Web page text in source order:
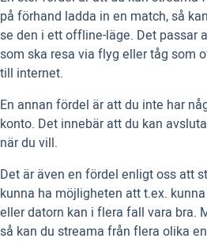
på förhand ladda in en match, så
se den i ett offline-läge. Det passar
som ska resa via flyg eller tåg som
till internet.
En annan fördel är att du inte har
konto. Det innebär att du kan
när du vill.
Det är även en fördel enligt oss att
kunna ha möjligheten att t.ex.
eller datorn kan i flera fall vara bra.
så kan du streama från flera olika